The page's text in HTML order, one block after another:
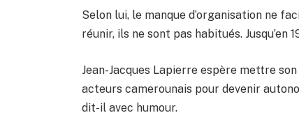
Selon lui, le manque d’organisation ne
réunir, ils ne sont pas habitués. Jusqu’en
Jean-Jacques Lapierre espère mettre
acteurs camerounais pour devenir
dit-il avec humour.